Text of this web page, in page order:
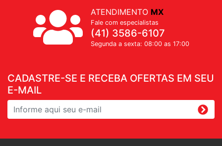
CADASTRE-SE E RECEBA OFERTAS EM SEU
E-MAIL
ATENDIMENTO MX
Fale com especialistas
(41) 3586-6107
Segunda a sexta: 08:00 as 17:00